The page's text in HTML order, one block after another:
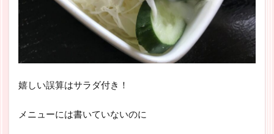
嬉しい誤算はサラダ付き！
メニューには書いていないのに